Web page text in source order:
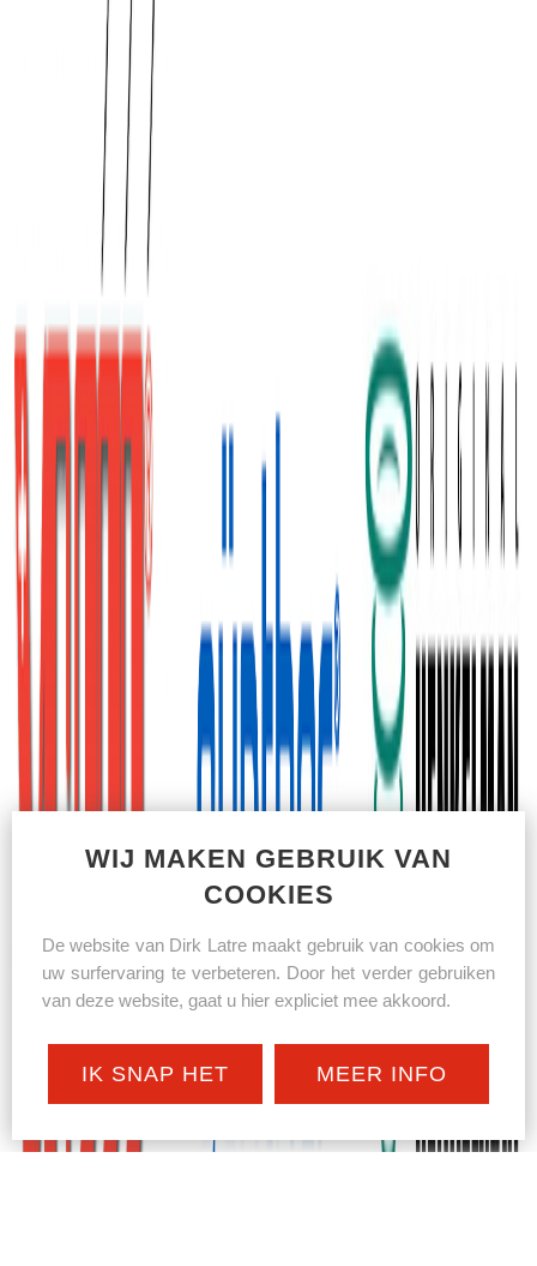
WIJ MAKEN GEBRUIK VAN
COOKIES
De website van Dirk Latre maakt gebruik van cookies om
uw surfervaring te verbeteren. Door het verder gebruiken
van deze website, gaat u hier expliciet mee akkoord.
IK SNAP HET MEER INFO